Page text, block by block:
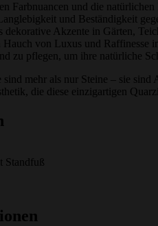
Farbnuancen und die
und Beständigkeit
Akzente in Gärten,
von Luxus und Raffinesse
zu pflegen, um ihre natürliche
mehr als nur Steine – sie
die diese einzigartigen
Standfuß